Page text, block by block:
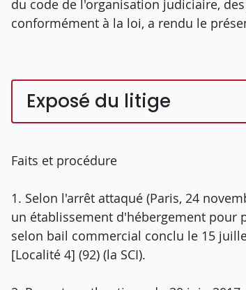
du code de l'organisation judiciaire,
conformément à la loi, a rendu le
Exposé du litige
Faits et procédure
1. Selon l'arrêt attaqué (Paris, 24
un établissement d'hébergement pour
selon bail commercial conclu le 15
[Localité 4] (92) (la SCI).